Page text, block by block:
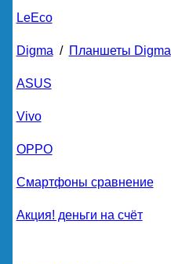
LeEco
Digma / Планшеты Digma
ASUS
Vivo
OPPO
Смартфоны сравнение
Акция! деньги на счёт